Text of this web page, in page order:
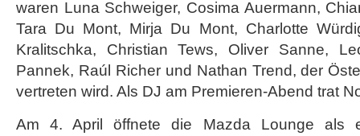
waren Luna Schweiger, Cosima Auermann,
Tara Du Mont, Mirja Du Mont, Charlotte
Kralitschka, Christian Tews, Oliver Sanne,
Pannek, Raúl Richer und Nathan Trend, der
vertreten wird. Als DJ am Premieren-Abend trat
Am 4. April öffnete die Mazda Lounge als